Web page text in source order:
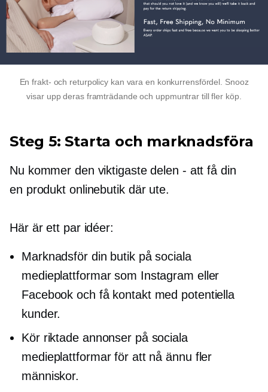
En frakt- och returpolicy kan vara en konkurrensfördel. Snooz
visar upp deras framträdande och uppmuntrar till fler köp.
Steg 5: Starta och marknadsföra
Nu kommer den viktigaste delen - att få din
en produkt onlinebutik där ute.
Här är ett par idéer:
Marknadsför din butik på sociala
medieplattformar som Instagram eller
Facebook och få kontakt med potentiella
kunder.
Kör riktade annonser på sociala
medieplattformar för att nå ännu fler
människor.